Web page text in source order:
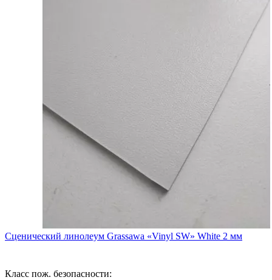
Сценический линолеум Grassawa «Vinyl SW» White 2 мм
Класс пож. безопасности: